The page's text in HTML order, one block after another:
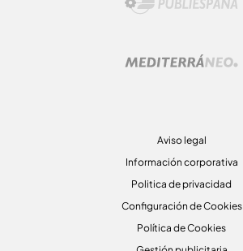
Aviso legal
Información corporativa
Politica de privacidad
Configuración de Cookies
Política de Cookies